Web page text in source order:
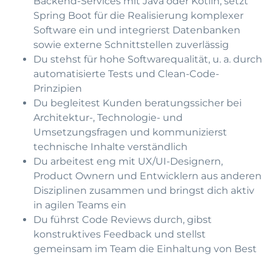
Spring Boot für die Realisierung komplexer
Software ein und integrierst Datenbanken
sowie externe Schnittstellen zuverlässig
Du stehst für hohe Softwarequalität, u. a. durch
automatisierte Tests und Clean-Code-
Prinzipien
Du begleitest Kunden beratungssicher bei
Architektur-, Technologie- und
Umsetzungsfragen und kommunizierst
technische Inhalte verständlich
Du arbeitest eng mit UX/UI-Designern,
Product Ownern und Entwicklern aus anderen
Disziplinen zusammen und bringst dich aktiv
in agilen Teams ein
Du führst Code Reviews durch, gibst
konstruktives Feedback und stellst
gemeinsam im Team die Einhaltung von Best